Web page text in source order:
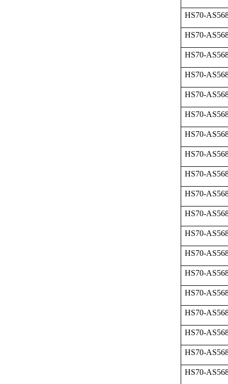
HS70-
HS70-
HS70-
HS70-
HS70-
HS70-
HS70-
HS70-
HS70-
HS70-
HS70-
HS70-
HS70-
HS70-
HS70-
HS70-
HS70-
HS70-
HS70-